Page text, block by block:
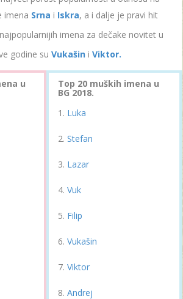
imena Srna i Iskra, a i dalje je pravi hit
imena za dečake novitet u
godine su Vukašin i Viktor.
u Top 20 muških imena u
BG 2018.
Luka
Stefan
Lazar
Vuk
Filip
Vukašin
Viktor
Andrej